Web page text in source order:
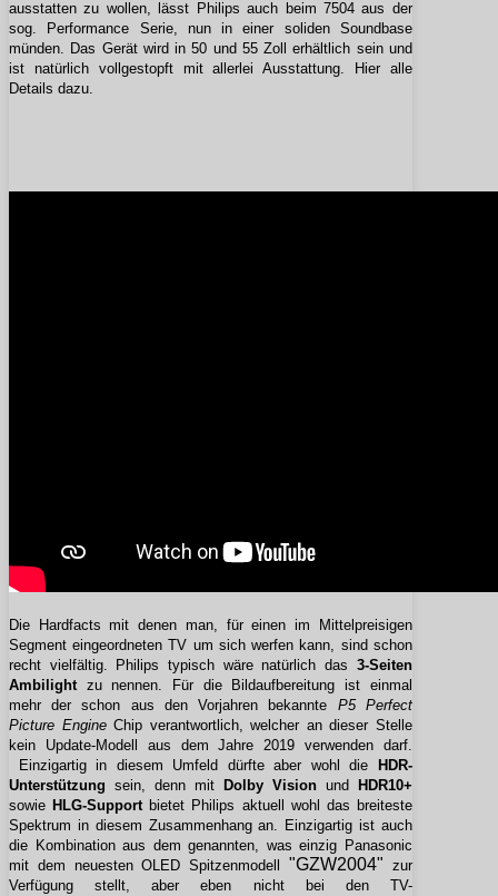
ausstatten zu wollen, lässt Philips auch beim 7504 aus der
sog. Performance Serie, nun in einer soliden Soundbase
münden. Das Gerät wird in 50 und 55 Zoll erhältlich sein und
ist natürlich vollgestopft mit allerlei Ausstattung. Hier alle
Details dazu.
Die Hardfacts mit denen man, für einen im Mittelpreisigen
Segment eingeordneten TV um sich werfen kann, sind schon
recht vielfältig. Philips typisch wäre natürlich das 3-Seiten
Ambilightzu nennen. Für die Bildaufbereitung ist einmal
mehr der schon aus den Vorjahren bekannte P5 Perfect
Picture EngineChip verantwortlich, welcher an dieser Stelle
kein Update-Modell aus dem Jahre 2019 verwenden darf.
Einzigartig in diesem Umfeld dürfte aber wohl die
HDR-
Unterstützung sein, denn mit Dolby Visionund
HDR10+
sowie HLG-Supportbietet Philips aktuell wohl das breiteste
Spektrum in diesem Zusammenhang an. Einzigartig ist auch
die Kombination aus dem genannten, was einzig Panasonic
mit dem neuesten OLED Spitzenmodell"GZW2004" zur
Verfügung stellt, aber eben nicht bei den TV-